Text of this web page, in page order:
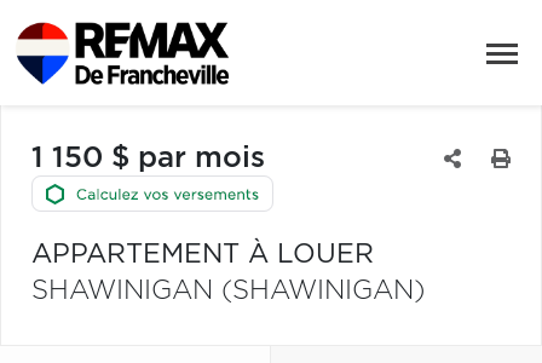
1 150 $ par mois
APPARTEMENT À LOUER
SHAWINIGAN (SHAWINIGAN)